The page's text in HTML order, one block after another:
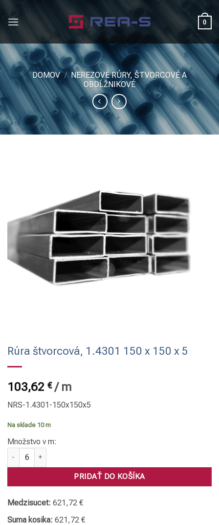
0
DOMOV / NEREZOVÉ RÚRY, ŠTVORCOVÉ A
OBDĹŽNIKOVÉ
Rúra štvorcová, 1.4301 150 x 150 x 5
103,62 €/ m
NRS-1.4301-150x150x5
Na sklade 10 m
Množstvo v m:
množstvo Rúra štvorcová, 1.4301 150 x 150 x 5
PRIDAŤ DO KOŠÍKA
Medzisucet: 621,72 €
Suma kosika: 621,72 €